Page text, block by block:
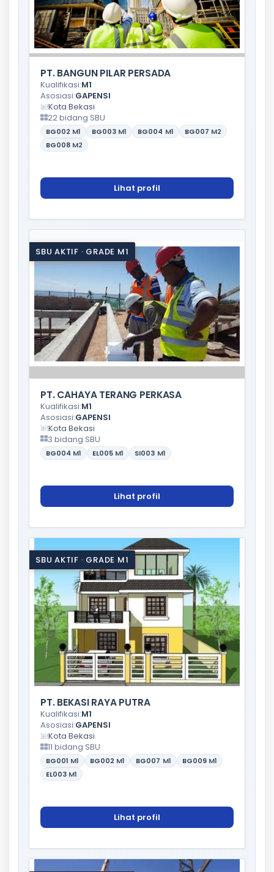
PT. BANGUN PILAR PERSADA
Kualifikasi:M1
Asosiasi:GAPENSI
Kota Bekasi
22 bidang SBU
BG002 M1 BG003 M1 BG004 M1 BG007 M2
BG008 M2
Lihat profil
SBU AKTIF · GRADE M1
PT. CAHAYA TERANG PERKASA
Kualifikasi:M1
Asosiasi:GAPENSI
Kota Bekasi
3 bidang SBU
BG004 M1 EL005 M1 SI003 M1
Lihat profil
SBU AKTIF · GRADE M1
PT. BEKASI RAYA PUTRA
Kualifikasi:M1
Asosiasi:GAPENSI
Kota Bekasi
11 bidang SBU
BG001 M1 BG002 M1 BG007 M1 BG009 M1
EL003 M1
Lihat profil